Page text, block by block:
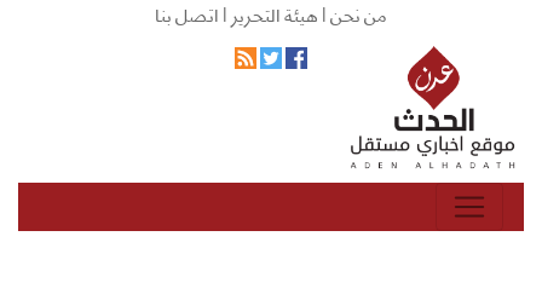
من نحن |هيئة التحرير |اتصل بنا